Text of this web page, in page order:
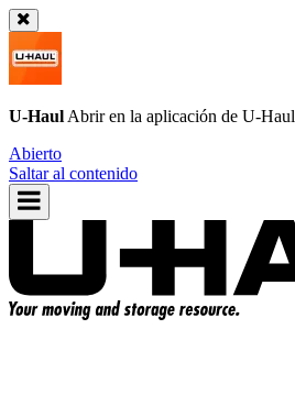
U-Haul Abrir en la aplicación de U-Haul
Abierto
Saltar al contenido